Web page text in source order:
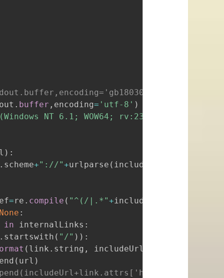
. buffer , encoding= 'utf-8' )
NT 6.1; WOW64; rv:23.0) Gecko/
) :
. scheme+"://"+urlparse ( includeUrl
=re . compile ( "^(/|.*"+includeUrl
None :
in internalLinks :
. startswith ( "/" ) ) :
( link . string , includeUrl
( url )